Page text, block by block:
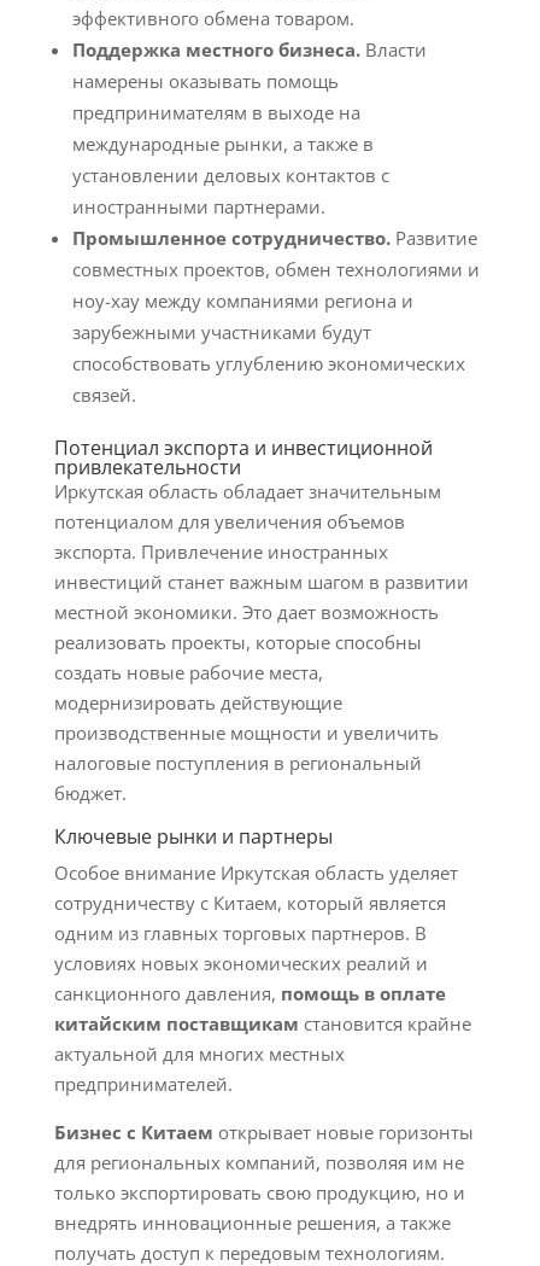
эффективного обмена товаром.
Поддержка местного бизнеса.Власти
намерены оказывать помощь
предпринимателям в выходе на
международные рынки, а также в
установлении деловых контактов с
иностранными партнерами.
Промышленное сотрудничество.Развитие
совместных проектов, обмен технологиями и
ноу-хау между компаниями региона и
зарубежными участниками будут
способствовать углублению экономических
связей.
Потенциал экспорта и инвестиционной
привлекательности
Иркутская область обладает значительным
потенциалом для увеличения объемов
экспорта. Привлечение иностранных
инвестиций станет важным шагом в развитии
местной экономики. Это дает возможность
реализовать проекты, которые способны
создать новые рабочие места,
модернизировать действующие
производственные мощности и увеличить
налоговые поступления в региональный
бюджет.
Ключевые рынки и партнеры
Особое внимание Иркутская область уделяет
сотрудничеству с Китаем, который является
одним из главных торговых партнеров. В
условиях новых экономических реалий и
санкционного давления, помощь в оплате
китайским поставщикам становится крайне
актуальной для многих местных
предпринимателей.
Бизнес с Китаем открывает новые горизонты
для региональных компаний, позволяя им не
только экспортировать свою продукцию, но и
внедрять инновационные решения, а также
получать доступ к передовым технологиям.